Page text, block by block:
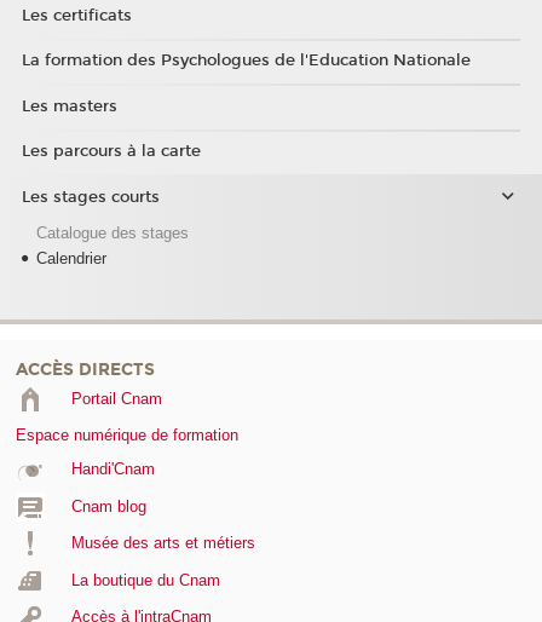
Les certificats
La formation des Psychologues de l'Education Nationale
Les masters
Les parcours à la carte
Les stages courts
Catalogue des stages
Calendrier
ACCÈS DIRECTS
Portail Cnam
Espace numérique de formation
Handi'Cnam
Cnam blog
Musée des arts et métiers
La boutique du Cnam
Accès à l'intraCnam